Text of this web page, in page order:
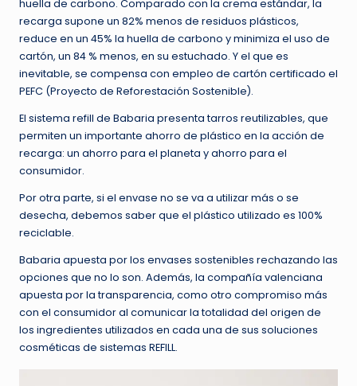
huella de carbono. Comparado con la crema estándar, la
recarga supone un 82% menos de residuos plásticos,
reduce en un 45% la huella de carbono y minimiza el uso de
cartón, un 84 % menos, en su estuchado. Y el que es
inevitable, se compensa con empleo de cartón certificado el
PEFC (Proyecto de Reforestación Sostenible).
El sistema refill de Babaria presenta tarros reutilizables, que
permiten un importante ahorro de plástico en la acción de
recarga: un ahorro para el planeta y ahorro para el
consumidor.
Por otra parte, si el envase no se va a utilizar más o se
desecha, debemos saber que el plástico utilizado es 100%
reciclable.
Babaria apuesta por los envases sostenibles rechazando las
opciones que no lo son. Además, la compañía valenciana
apuesta por la transparencia, como otro compromiso más
con el consumidor al comunicar la totalidad del origen de
los ingredientes utilizados en cada una de sus soluciones
cosméticas de sistemas REFILL.